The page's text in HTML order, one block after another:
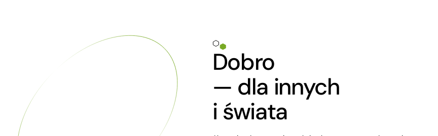
Dobro
— dla innych
i świata